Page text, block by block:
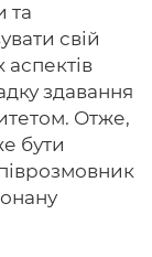
та
свій
здавання
Отже,
бути